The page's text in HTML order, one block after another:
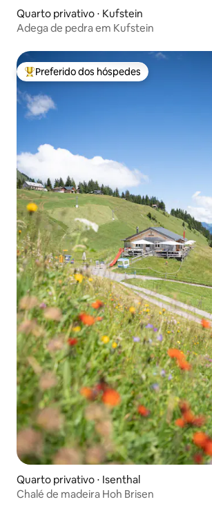
Quarto privativo ⋅ Kufstein
Adega de pedra em Kufstein
Entre os melhores preferidos dos hóspedes
Preferido dos hóspedes
Quarto privativo ⋅ Isenthal
Chalé de madeira Hoh Brisen